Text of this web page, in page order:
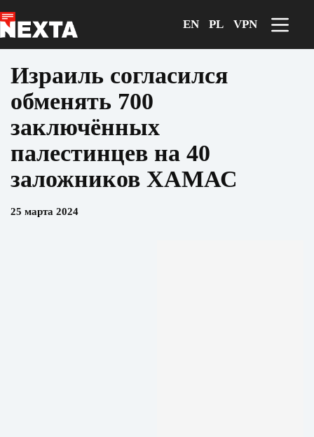
к
сути
EN PL VPN
Израиль согласился
обменять 700
заключённых
палестинцев на 40
заложников ХАМАС
25 марта 2024